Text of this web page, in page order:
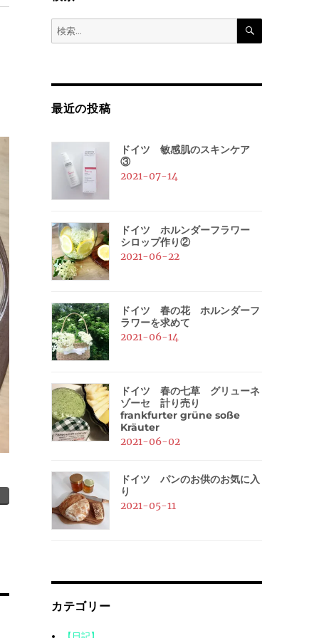
検
索:
検
最近の投稿
ドイツ 敏感肌のスキンケア
③
2021-07-14
ドイツ ホルンダーフラワー
シロップ作り②
2021-06-22
ドイツ 春の花 ホルンダーフ
ラワーを求めて
2021-06-14
ドイツ 春の七草 グリューネ
ゾーセ 計り売り
frankfurter grüne soße
Kräuter
2021-06-02
ドイツ パンのお供のお気に入
り
2021-05-11
カテゴリー